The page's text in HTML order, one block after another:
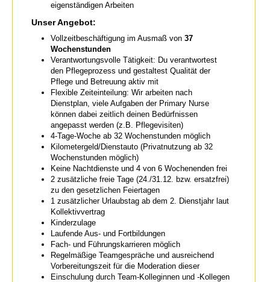
eigenständigen Arbeiten
Unser Angebot:
Vollzeitbeschäftigung im Ausmaß von 37
Wochenstunden
Verantwortungsvolle Tätigkeit: Du verantwortest
den Pflegeprozess und gestaltest Qualität der
Pflege und Betreuung aktiv mit
Flexible Zeiteinteilung: Wir arbeiten nach
Dienstplan, viele Aufgaben der Primary Nurse
können dabei zeitlich deinen Bedürfnissen
angepasst werden (z.B. Pflegevisiten)
4-Tage-Woche ab 32 Wochenstunden möglich
Kilometergeld/Dienstauto (Privatnutzung ab 32
Wochenstunden möglich)
Keine Nachtdienste und 4 von 6 Wochenenden frei
2 zusätzliche freie Tage (24./31.12. bzw. ersatzfrei)
zu den gesetzlichen Feiertagen
1 zusätzlicher Urlaubstag ab dem 2. Dienstjahr laut
Kollektivvertrag
Kinderzulage
Laufende Aus- und Fortbildungen
Fach- und Führungskarrieren möglich
Regelmäßige Teamgespräche und ausreichend
Vorbereitungszeit für die Moderation dieser
Einschulung durch Team-Kolleginnen und -Kollegen